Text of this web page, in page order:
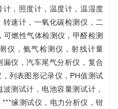
，照度计，温度计，温湿度
速计，一氧化碳检测仪，二
燃性气体检测仪，甲醛检测
仪，氨气检测仪，射线计量
仪，汽车尾气分析仪，复合
列表图形记录仪，PH值测试
测试计，电池容量测试计，
缘测试仪，电力分析仪，钳